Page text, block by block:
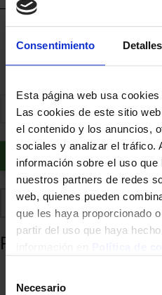
Consentimiento Detalles
Esta página web usa cookies
Las cookies de este sitio
el contenido y los anuncios,
sociales y analizar el tráfico.
información sobre el uso
nuestros partners de redes
web, quienes pueden
que les haya proporcionado
partir del uso que haya
Necesario
Financia a plazos con
+ info
Añadir
Añadir a favoritos
Productos